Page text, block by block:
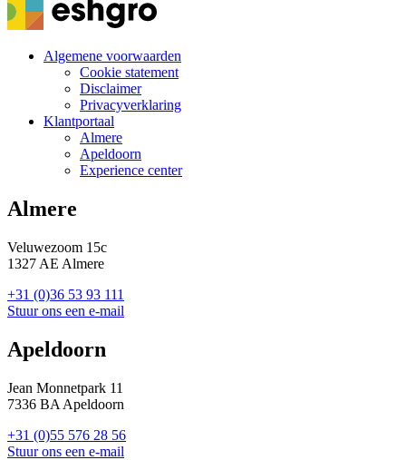
Algemene voorwaarden
Cookie statement
Disclaimer
Privacyverklaring
Klantportaal
Almere
Apeldoorn
Experience center
Almere
Veluwezoom 15c
1327 AE Almere
+31 (0)36 53 93 111
Stuur ons een e-mail
Apeldoorn
Jean Monnetpark 11
7336 BA Apeldoorn
+31 (0)55 576 28 56
Stuur ons een e-mail